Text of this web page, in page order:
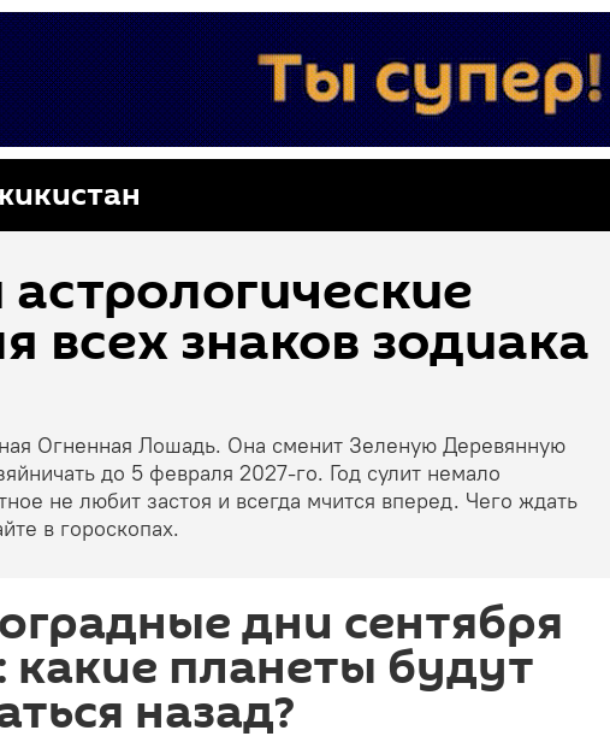
всех знаков зодиака
Огненная Лошадь. Она сменит Зеленую Деревянную
до 5 февраля 2027-го. Год сулит немало
не любит застоя и всегда мчится вперед. Чего ждать
в гороскопах.
дни сентября
какие планеты будут
назад?